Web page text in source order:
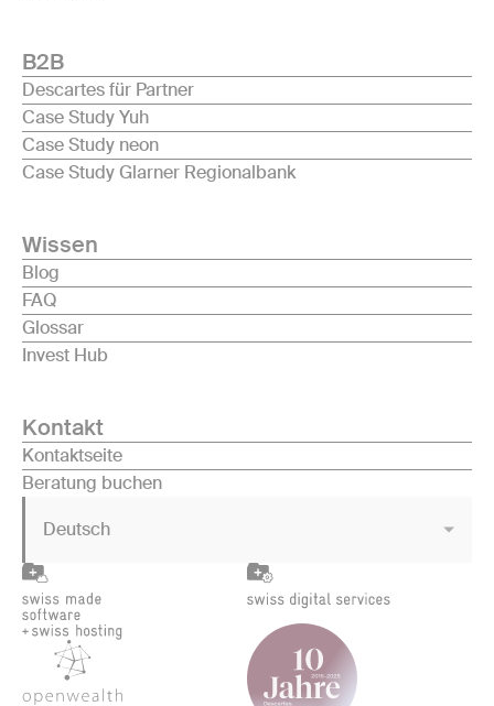
B2B
Descartes für Partner
Case Study Yuh
Case Study neon
Case Study Glarner Regionalbank
Wissen
Blog
FAQ
Glossar
Invest Hub
Kontakt
Kontaktseite
Beratung buchen
Deutsch